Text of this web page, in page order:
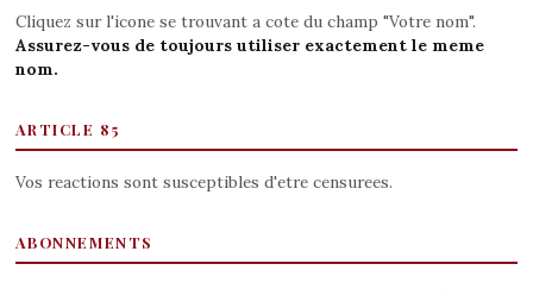
Cliquez sur l'icone se trouvant a cote du champ "Votre nom".
Assurez-vous de toujours utiliser exactement le meme
nom.
ARTICLE 85
Vos reactions sont susceptibles d'etre censurees.
ABONNEMENTS